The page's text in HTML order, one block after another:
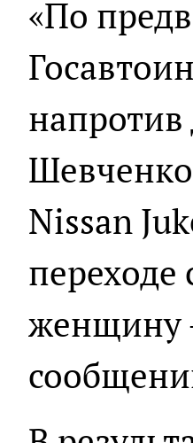
«По
Nissan
женщину